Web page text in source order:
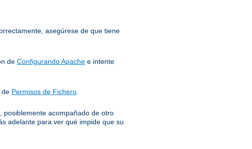
asegúrese de que tiene
de Configurando Apache e intente
de Permisos de Fichero
posiblemente acompañado de otro
adelante para ver qué impide que su